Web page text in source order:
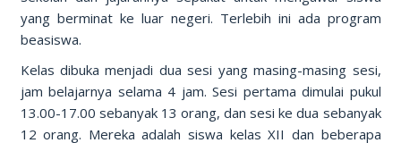
yang berminat ke luar negeri. Terlebih ini ada program
beasiswa.
Kelas dibuka menjadi dua sesi yang masing-masing sesi,
jam belajarnya selama 4 jam. Sesi pertama dimulai pukul
13.00-17.00 sebanyak 13 orang, dan sesi ke dua sebanyak
12 orang. Mereka adalah siswa kelas XII dan beberapa